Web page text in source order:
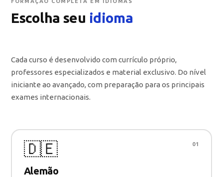
Escolha seu idioma
Cada curso é desenvolvido com currículo próprio,
professores especializados e material exclusivo. Do nível
iniciante ao avançado, com preparação para os principais
exames internacionais.
🇩🇪 01
Alemão